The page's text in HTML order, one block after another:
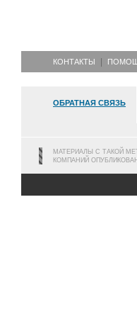
КОНТАКТЫ
ОБРАТНАЯ СВЯЗЬ
МАТЕРИАЛЫ С ТАКОЙ
КОМПАНИЙ